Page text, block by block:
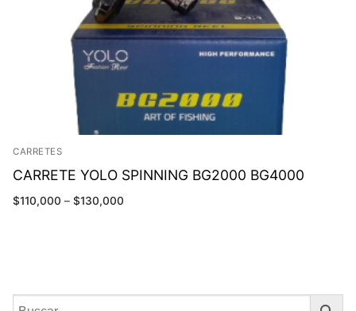
CARRETES
CARRETE YOLO SPINNING BG2000 BG4000
$110,000 – $130,000